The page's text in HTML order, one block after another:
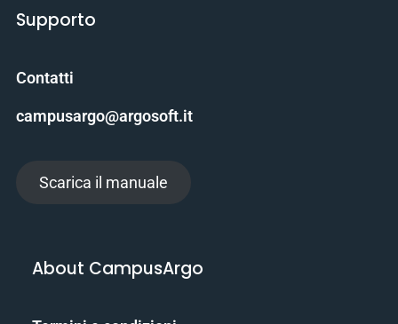
Supporto
Contatti
campusargo@argosoft.it
Scarica il manuale
About CampusArgo